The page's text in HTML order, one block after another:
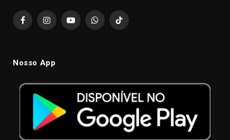
FacebookInstagramYouTubeWhatsAppTikTok
Nosso App